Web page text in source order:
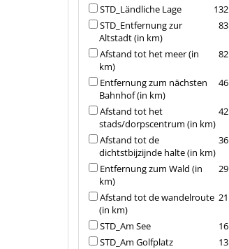
132
STD_Ländliche Lage
83
STD_Entfernung zur
Altstadt (in km)
82
Afstand tot het meer (in
km)
46
Entfernung zum nächsten
Bahnhof (in km)
42
Afstand tot het
stads/dorpscentrum (in km)
36
Afstand tot de
dichtstbijzijnde halte (in km)
29
Entfernung zum Wald (in
km)
21
Afstand tot de wandelroute
(in km)
16
STD_Am See
13
STD_Am Golfplatz